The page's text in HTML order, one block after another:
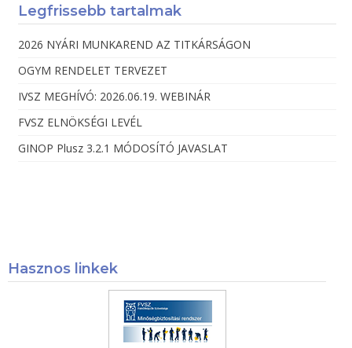
Legfrissebb tartalmak
2026 NYÁRI MUNKAREND AZ TITKÁRSÁGON
OGYM RENDELET TERVEZET
IVSZ MEGHÍVÓ: 2026.06.19. WEBINÁR
FVSZ ELNÖKSÉGI LEVÉL
GINOP Plusz 3.2.1 MÓDOSÍTÓ JAVASLAT
Hasznos linkek